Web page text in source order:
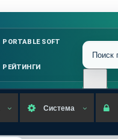
PORTABLE SOFT
РЕЙТИНГИ
Система